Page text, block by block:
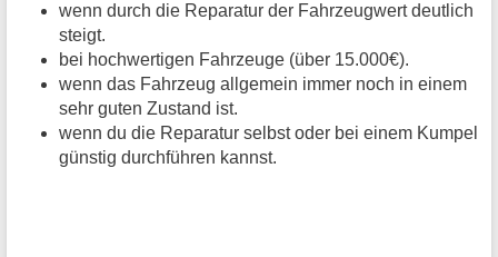
wenn durch die Reparatur der Fahrzeugwert deutlich
steigt.
bei hochwertigen Fahrzeuge (über 15.000€).
wenn das Fahrzeug allgemein immer noch in einem
sehr guten Zustand ist.
wenn du die Reparatur selbst oder bei einem Kumpel
günstig durchführen kannst.